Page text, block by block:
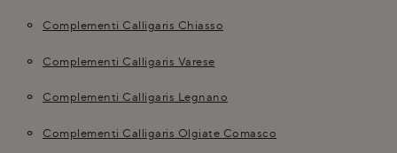
Complementi Calligaris Chiasso
Complementi Calligaris Varese
Complementi Calligaris Legnano
Complementi Calligaris Olgiate Comasco